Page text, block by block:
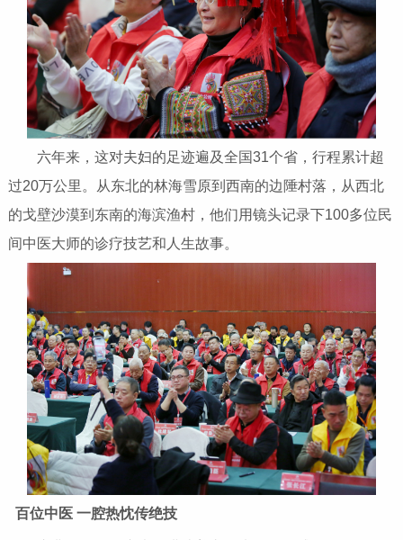
六年来，这对夫妇的足迹遍及全国31个省，行程累计超
过20万公里。从东北的林海雪原到西南的边陲村落，从西北
的戈壁沙漠到东南的海滨渔村，他们用镜头记录下100多位民
间中医大师的诊疗技艺和人生故事。
百位中医 一腔热忱传绝技